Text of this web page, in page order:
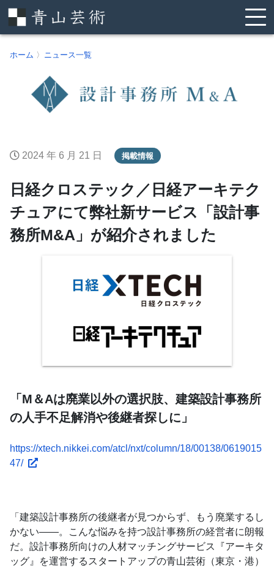
ホーム 〉 ニュース一覧
2024 年 6 月 21 日 掲載情報
日経クロステック／日経アーキテク
チュアにて弊社新サービス「設計事
務所M&A」が紹介されました
「M＆Aは廃業以外の選択肢、建築設計事務所
の人手不足解消や後継者探しに」
https://xtech.nikkei.com/atcl/nxt/column/18/00138/0619015
47/
「建築設計事務所の後継者が見つからず、もう廃業するし
かない――。こんな悩みを持つ設計事務所の経営者に朗報
だ。設計事務所向けの人材マッチングサービス『アーキタ
ッグ』を運営するスタートアップの青山芸術（東京・港）